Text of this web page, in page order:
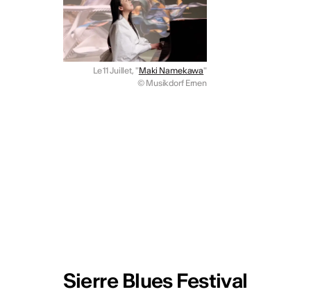
CHF (4'000 CHF +
2026 Info :
Le 11 Juillet, "Maki Namekawa"
© Musikdorf Ernen
Sierre Blues Festival